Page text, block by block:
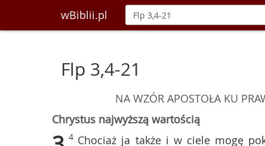
wBiblii.pl
Flp 3,4-21
NA WZÓR APOSTOŁA KU
Chrystus najwyższą wartością
4 Chociaż ja także i w ciele mogę